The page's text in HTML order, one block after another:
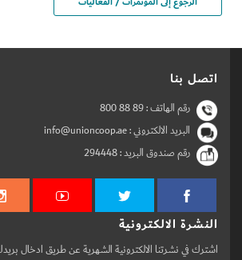
اتصل بنا
رقم الهاتف :800 88 89
البريد الالكتروني : info@unioncoop.ae
رقم صندوق البريد :294448
النشرة الالكترونية
اشترك في نشرتنا الالكترونية الشهرية عن طريق ادخال